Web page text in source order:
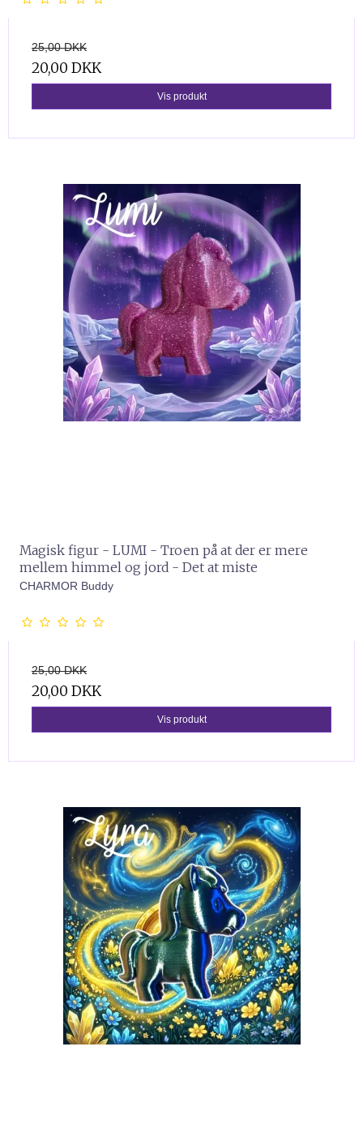
25,00 DKK
20,00 DKK
Vis produkt
Magisk figur - LUMI - Troen på at der er mere
mellem himmel og jord - Det at miste
CHARMOR Buddy
25,00 DKK
20,00 DKK
Vis produkt